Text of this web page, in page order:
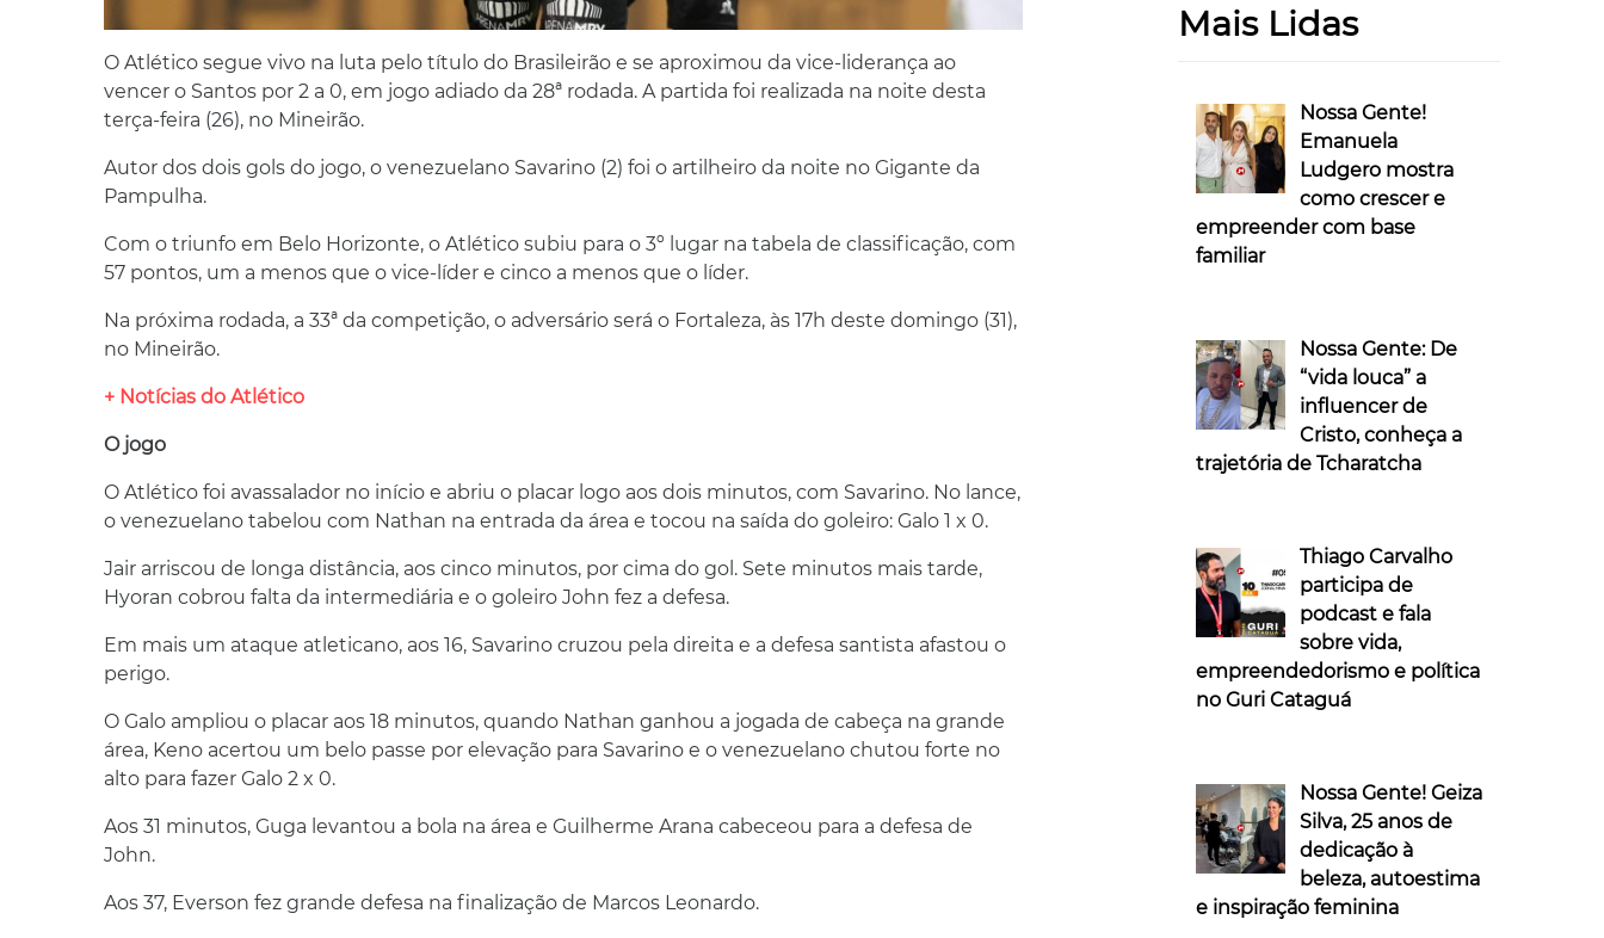
O Atlético segue vivo na luta pelo título do Brasileirão e se aproximou da vice-liderança ao
vencer o Santos por 2 a 0, em jogo adiado da 28ª rodada. A partida foi realizada na noite desta
terça-feira (26), no Mineirão.
Autor dos dois gols do jogo, o venezuelano Savarino (2) foi o artilheiro da noite no Gigante da
Pampulha.
Com o triunfo em Belo Horizonte, o Atlético subiu para o 3º lugar na tabela de classificação, com
57 pontos, um a menos que o vice-líder e cinco a menos que o líder.
Na próxima rodada, a 33ª da competição, o adversário será o Fortaleza, às 17h deste domingo (31),
no Mineirão.
+ Notícias do Atlético
O jogo
O Atlético foi avassalador no início e abriu o placar logo aos dois minutos, com Savarino. No lance,
o venezuelano tabelou com Nathan na entrada da área e tocou na saída do goleiro: Galo 1 x 0.
Jair arriscou de longa distância, aos cinco minutos, por cima do gol. Sete minutos mais tarde,
Hyoran cobrou falta da intermediária e o goleiro John fez a defesa.
Em mais um ataque atleticano, aos 16, Savarino cruzou pela direita e a defesa santista afastou o
perigo.
O Galo ampliou o placar aos 18 minutos, quando Nathan ganhou a jogada de cabeça na grande
área, Keno acertou um belo passe por elevação para Savarino e o venezuelano chutou forte no
alto para fazer Galo 2 x 0.
Aos 31 minutos, Guga levantou a bola na área e Guilherme Arana cabeceou para a defesa de
John.
Aos 37, Everson fez grande defesa na finalização de Marcos Leonardo.
Mais Lidas
Nossa Gente!
Emanuela
Ludgero mostra
como crescer e
empreender com base
familiar
Nossa Gente: De
“vida louca” a
influencer de
Cristo, conheça a
trajetória de Tcharatcha
Thiago Carvalho
participa de
podcast e fala
sobre vida,
empreendedorismo e política
no Guri Cataguá
Nossa Gente! Geiza
Silva, 25 anos de
dedicação à
beleza, autoestima
e inspiração feminina